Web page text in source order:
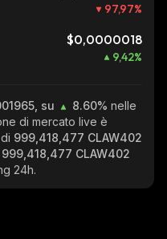
97,97%
$0,0000018
9,42%
su 8.60% nelle
di mercato live è
999,418,477 CLAW402
999,418,477 CLAW402
24h.